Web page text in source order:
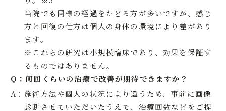
当院でも同様の経過をたどる方が多いですが、感じ
方と回復の仕方は個人の身体の環境により差があり
ます。
※これらの研究は小規模臨床であり、効果を保証す
るものではありません。
Q：何回くらいの治療で改善が期待できますか？
A： 施術方法や個人の状況により違うため、事前に画像
診断させていただいたうえで、治療回数などをご提